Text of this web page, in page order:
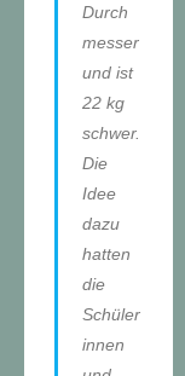
Durch
messer
und ist
22 kg
schwer.
Die
Idee
dazu
hatten
die
Schüler
innen